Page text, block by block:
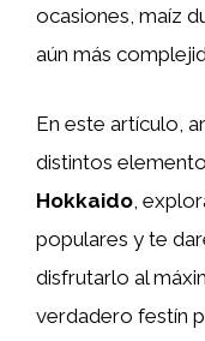
ocasiones, maíz
aún más
En este artículo,
distintos
Hokkaido ,
populares y te
disfrutarlo al
verdadero festín